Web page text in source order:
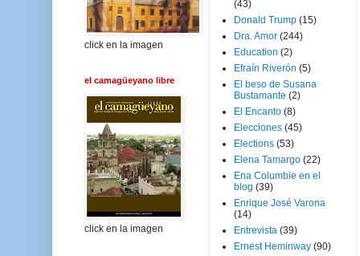
click en la imagen
el camagüeyano libre
click en la imagen
(43)
Donald Trump (15)
Dra. Amor (244)
Education (2)
Efraín Riverón (5)
El beso de Susana
Bustamante (2)
El Encanto (8)
Elecciones (45)
Elections (53)
Elena Tamargo (22)
Ena Columbie en el
blog (39)
Enrique José Varona
(14)
Entrevista (39)
Ernest Heminway (90)